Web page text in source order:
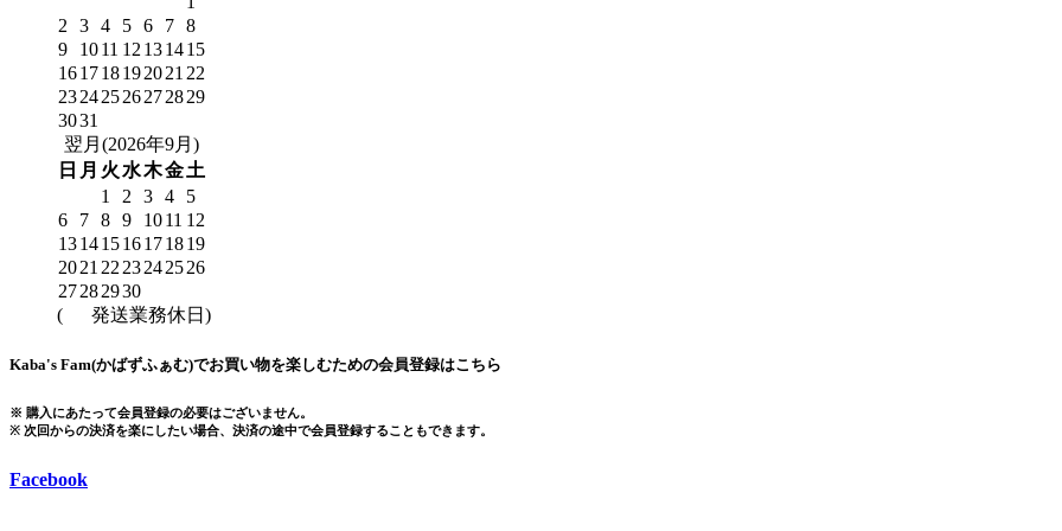
2
3 4 5 6 7 8
9
1011 12 131415
161718192021 22
23242526272829
3031
翌月(2026年9月)
日 月 火 水木金土
1
2 3 4
5
6
7 8 9 1011 12
13141516171819
2021 22 23242526
27282930
(
発送業務休日)
Kaba's Fam(かばずふぁむ)でお買い物を楽しむための会員登録はこちら
※ 購入にあたって会員登録の必要はございません。
※ 次回からの決済を楽にしたい場合、決済の途中で会員登録することもできます。
Facebook